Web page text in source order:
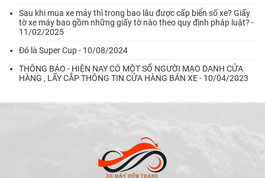
Sau khi mua xe máy thì trong bao lâu được cấp biển số xe? Giấy
tờ xe máy bao gồm những giấy tờ nào theo quy định pháp luật? -
11/02/2025
Đó là Super Cup - 10/08/2024
THÔNG BÁO - HIỆN NAY CÓ MỘT SỐ NGƯỜI MẠO DANH CỬA
HÀNG , LẤY CẮP THÔNG TIN CỬA HÀNG BÁN XE - 10/04/2023